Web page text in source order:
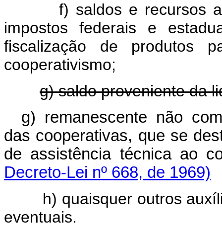
f) saldos e recursos
impostos federais e
fiscalização de produtos
cooperativismo;
g) saldo proveniente da
g) remanescente não
das cooperativas, que se
de assistência técnica ao
Decreto-Lei nº 668, de 1969)
h) quaisquer outros
eventuais.